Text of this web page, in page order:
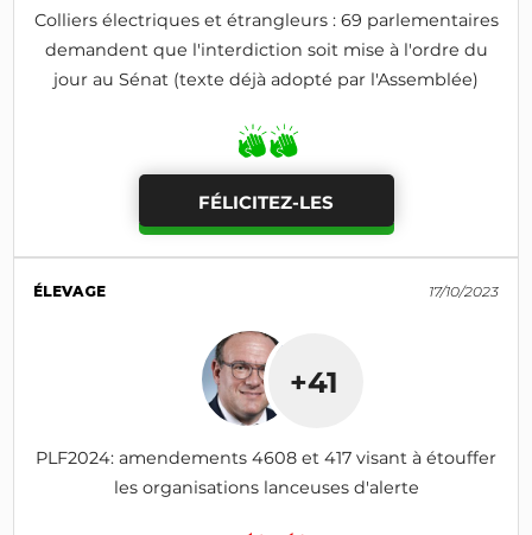
Colliers électriques et étrangleurs : 69 parlementaires
demandent que l'interdiction soit mise à l'ordre du
jour au Sénat (texte déjà adopté par l'Assemblée)
FÉLICITEZ-LES
ÉLEVAGE 17/10/2023
+41
PLF2024: amendements 4608 et 417 visant à étouffer
les organisations lanceuses d'alerte